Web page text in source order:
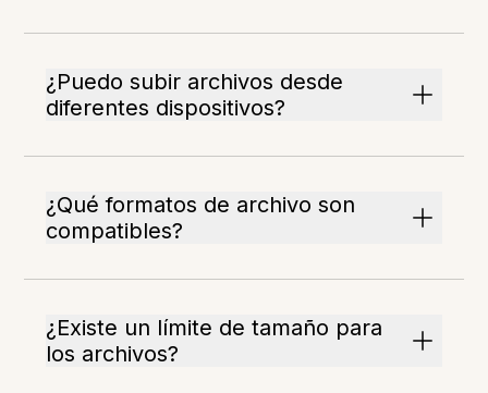
¿Puedo subir archivos desde
diferentes dispositivos?
¿Qué formatos de archivo son
compatibles?
¿Existe un límite de tamaño para
los archivos?